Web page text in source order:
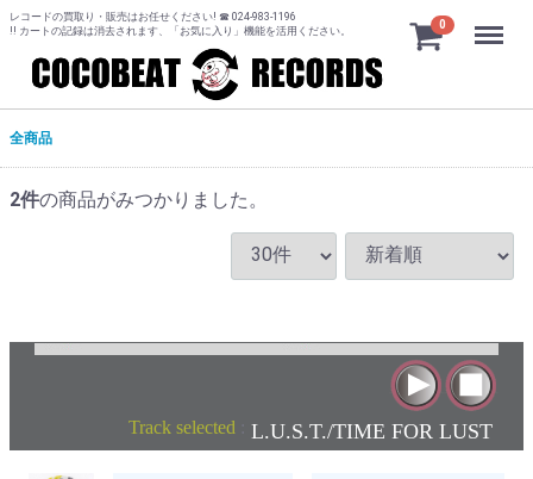
レコードの買取り・販売はお任せください! ☎ 024-983-1196
!! カートの記録は消去されます、「お気に入り」機能を活用ください。
0 Menu
全商品
2件の商品がみつかりました。
Track selected : L.U.S.T./TIME FOR LUST